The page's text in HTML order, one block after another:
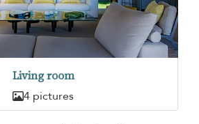
Living room
4 pictures